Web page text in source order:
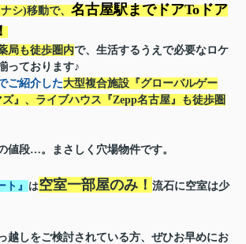
シ)移動で、 名古屋駅までドアToドア
局も徒歩圏内で、生活するうえで必要なロケ
っております♪
ご紹介した大型複合施設『グローバルゲー
ズ』、ライブハウス『Zepp名古屋』も徒歩圏
値段…。まさしく穴場物件です。
ト』 は空室一部屋のみ！ 流石に空室は少
越しをご検討されている方、ぜひお早めにお